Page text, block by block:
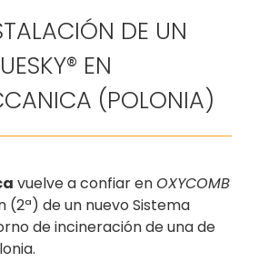
DE UN
EN
(POLONIA)
vuelve a confiar enOXYCOMB
(2ª) de un nuevo Sistema
de incineración de una de